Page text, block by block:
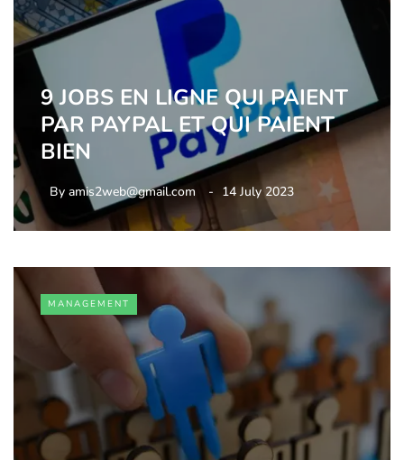
9 JOBS EN LIGNE QUI PAIENT
PAR PAYPAL ET QUI PAIENT
BIEN
By amis2web@gmail.com 14 July 2023
MANAGEMENT